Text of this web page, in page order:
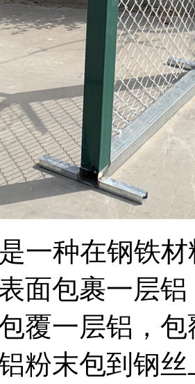
一种在钢铁材
面包裹一层
覆一层铝，
粉末包到钢